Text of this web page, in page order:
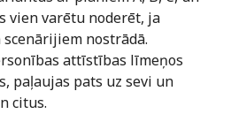
vien varētu noderēt, ja
nostrādā.
attīstības līmeņos
paļaujas pats uz sevi un
citus.